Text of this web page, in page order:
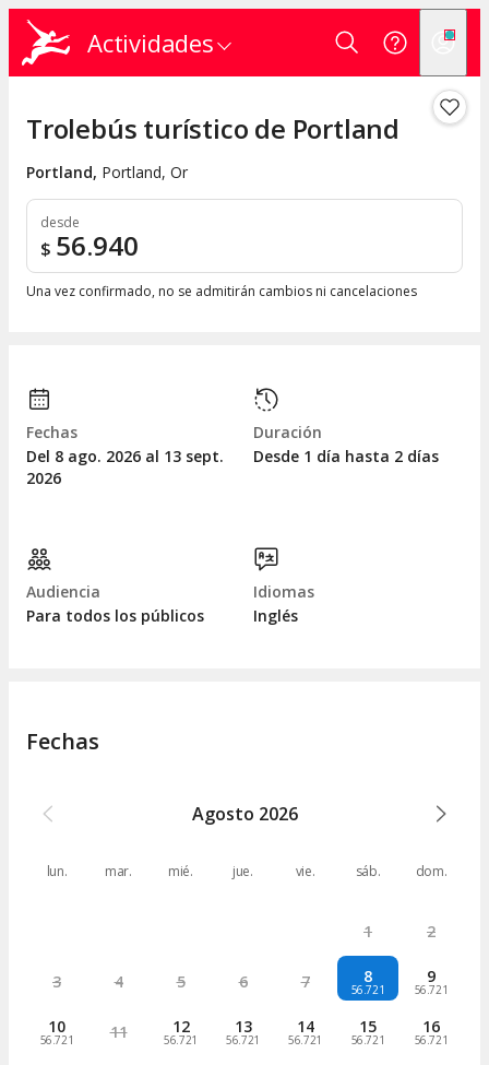
Actividades
Trolebús turístico de Portland
Portland, Portland, Or
desde
$ 56.940
Una vez confirmado, no se admitirán cambios ni cancelaciones
Fechas
Del 8 ago. 2026 al 13 sept.
2026
Duración
Desde 1 día hasta 2 días
Audiencia
Para todos los públicos
Idiomas
Inglés
Fechas
Agosto 2026
lun. mar. mié. jue. vie. sáb. dom.
1 2
3 4 5 6 7 8
56.721
9
56.721
10
56.721 11 12
56.721
13
56.721
14
56.721
15
56.721
16
56.721